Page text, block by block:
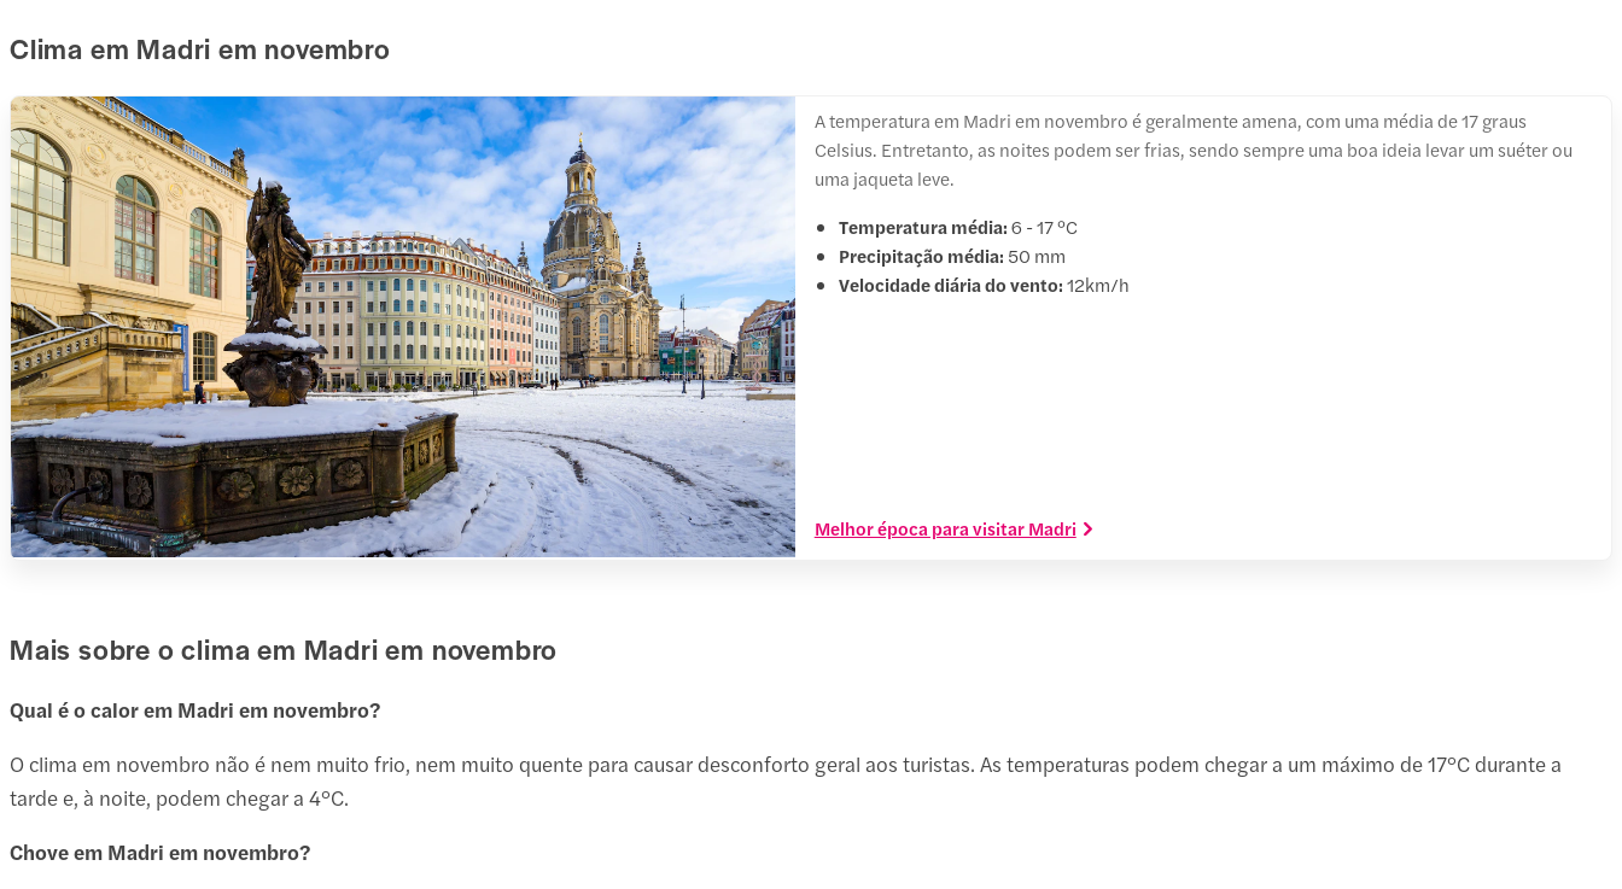
Clima em Madri em novembro
A temperatura em Madri em novembro é geralmente amena, com uma média de 17 graus
Celsius. Entretanto, as noites podem ser frias, sendo sempre uma boa ideia levar um suéter ou
uma jaqueta leve.
Temperatura média:6 - 17 °C
Precipitação média: 50 mm
Velocidade diária do vento:12km/h
Melhor época para visitar Madri
Mais sobre o clima em Madri em novembro
Qual é o calor em Madri em novembro?
O clima em novembro não é nem muito frio, nem muito quente para causar desconforto geral aos turistas. As temperaturas podem chegar a um máximo de 17°C durante a
tarde e, à noite, podem chegar a 4°C.
Chove em Madri em novembro?